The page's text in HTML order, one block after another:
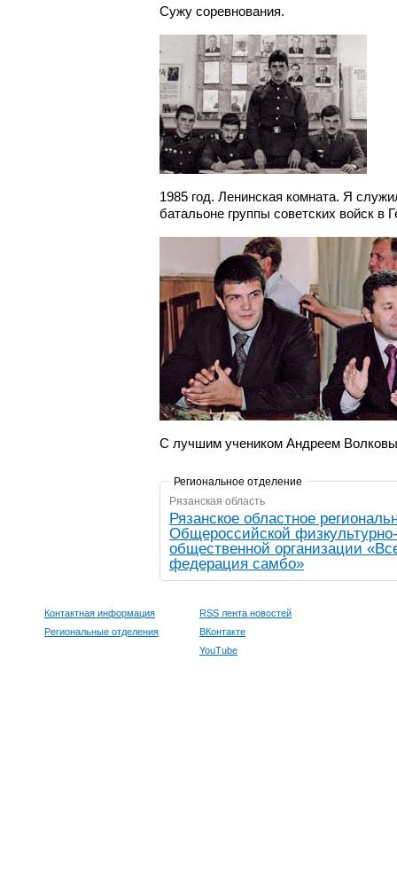
Сужу соревнования.
1985 год. Ленинская комната. Я
батальоне группы советских войск в
С лучшим учеником Андреем
Региональное отделение
Рязанская область
Рязанское областное
Общероссийской
общественной организации
федерация самбо»
Контактная информация
Региональные отделения
RSS лента новостей
ВКонтакте
YouTube